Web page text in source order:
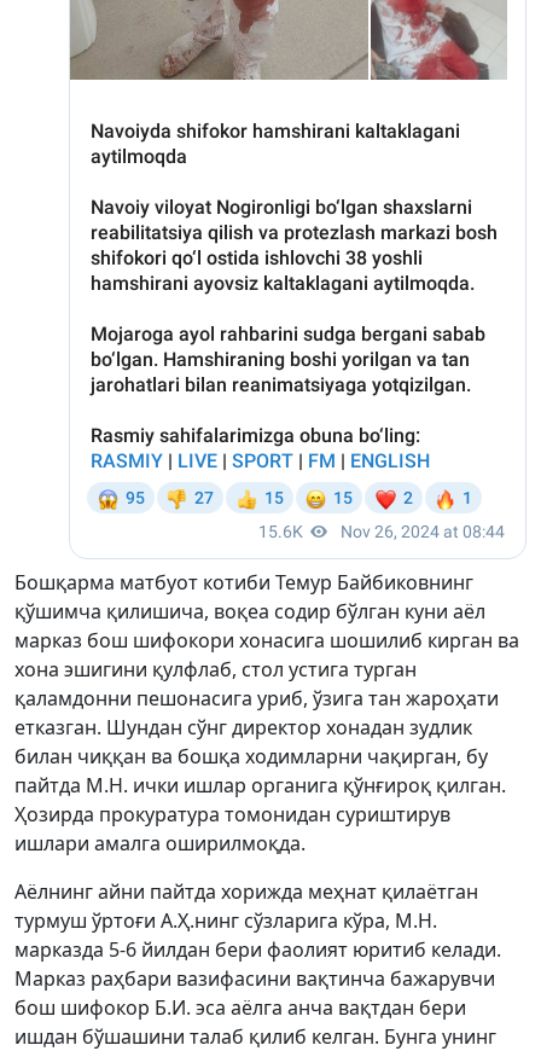
Бошқарма матбуот котиби Темур Байбиковнинг
қўшимча қилишича, воқеа содир бўлган куни аёл
марказ бош шифокори хонасига шошилиб кирган ва
хона эшигини қулфлаб, стол устига турган
қаламдонни пешонасига уриб, ўзига тан жароҳати
етказган. Шундан сўнг директор хонадан зудлик
билан чиққан ва бошқа ходимларни чақирган, бу
пайтда M.Н. ички ишлар органига қўнғироқ қилган.
Ҳозирда прокуратура томонидан суриштирув
ишлари амалга оширилмоқда.
Аёлнинг айни пайтда хорижда меҳнат қилаётган
турмуш ўртоғи А.Ҳ.нинг сўзларига кўра, M.Н.
марказда 5-6 йилдан бери фаолият юритиб келади.
Марказ раҳбари вазифасини вақтинча бажарувчи
бош шифокор Б.И. эса аёлга анча вақтдан бери
ишдан бўшашини талаб қилиб келган. Бунга унинг